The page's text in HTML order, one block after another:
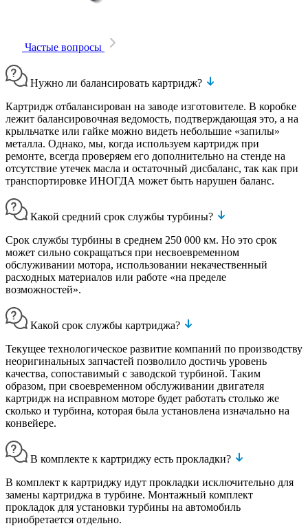
Частые вопросы
Нужно ли балансировать картридж?
Картридж отбалансирован на заводе изготовителе. В коробке
лежит балансировочная ведомость, подтверждающая это, а на
крыльчатке или гайке можно видеть небольшие «запилы»
металла. Однако, мы, когда используем картридж при
ремонте, всегда проверяем его дополнительно на стенде на
отсутствие утечек масла и остаточный дисбаланс, так как при
транспортировке ИНОГДА может быть нарушен баланс.
Какой средний срок службы турбины?
Срок службы турбины в среднем 250 000 км. Но это срок
может сильно сокращаться при несвоевременном
обслуживании мотора, использовании некачественный
расходных материалов или работе «на пределе
возможностей».
Какой срок службы картриджа?
Текущее технологическое развитие компаний по производству
неоригинальных запчастей позволило достичь уровень
качества, сопоставимый с заводской турбиной. Таким
образом, при своевременном обслуживании двигателя
картридж на исправном моторе будет работать столько же
сколько и турбина, которая была установлена изначально на
конвейере.
В комплекте к картриджу есть прокладки?
В комплект к картриджу идут прокладки исключительно для
замены картриджа в турбине. Монтажный комплект
прокладок для установки турбины на автомобиль
приобретается отдельно.